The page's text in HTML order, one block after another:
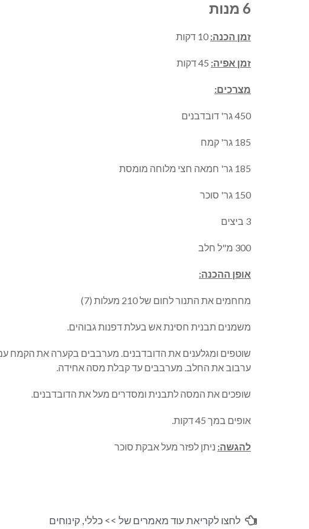
6 מנות
זמן הכנה:
זמן אפיה:
מצרכים:
450 גר' דובדבנים
185 גר' קמח
185 גר' חמאה חצי מלוחה מומסת
150 גר' סוכר
3 ביצים
300 מ"ל חלב
אופן ההכנה:
מחחמים את התנור לחום של 210 מעלות (7)
משמנים תבנית חסינת אש בעלת דפנות גבוהים.
שוטפים ומגלענים את הדובדבנים. מערבבים בקערה את הקמח
ערבוב את החלב. מערבבים עד קבלת מסה אחידה.
שופכים את המסה לתבנית ומסדרים מעל את הדובדבנים.
אופים במך 45 דקות.
להגשה: ניתן לפזר מעל אבקת סוכר
לחצו לקריאת עוד מאמרים של >> כללי, קינוחים